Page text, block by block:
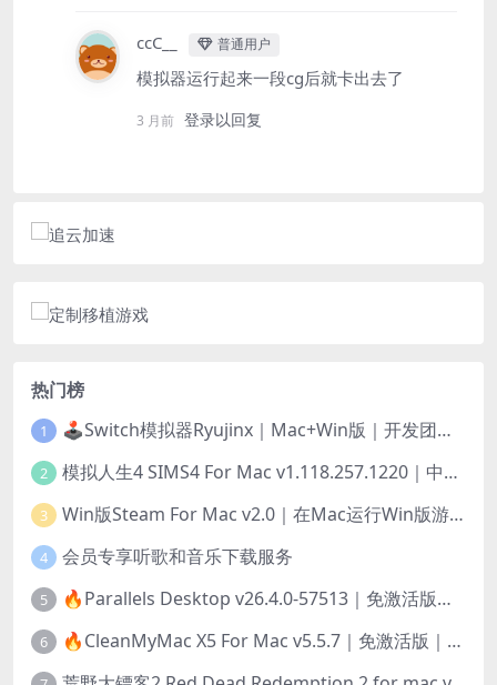
ccC__ 普通用户
模拟器运行起来一段cg后就卡出去了
3 月前 登录以回复
热门榜
1 🕹️Switch模拟器Ryujinx｜Mac+Win版｜开发团队已解散此乃最后的绝唱版本
2 模拟人生4 SIMS4 For Mac v1.118.257.1220｜中文原生版｜无限金币｜全100DLC
3 Win版Steam For Mac v2.0｜在Mac运行Win版游戏！｜升级GPTK4.0支持！
4 会员专享听歌和音乐下载服务
5 🔥Parallels Desktop v26.4.0-57513｜免激活版｜在Mac上安装Windows/Linux等系统[赠Windows激活]
6 🔥CleanMyMac X5 For Mac v5.5.7｜免激活版｜macOS系统优化/清理神器